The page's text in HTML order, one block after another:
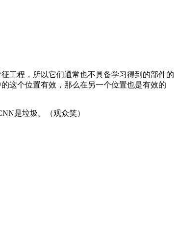
工程，所以它们通常也不具备学习得到的部件的
这个位置有效，那么在另一个位置也是有效的
是垃圾。（观众笑）